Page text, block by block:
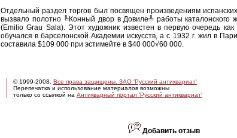
Отдельный раздел торгов был посвящен произведениям
вызвало полотно ╚Конный двор в Довиле╩ работы каталонского
(Emilio Grau Sala). Этот художник известен в первую очередь
обучался в барселонской Академии искусств, а с 1932 г. жил в
составила $109 000 при эстимейте в $40 000√60 000.
© 1999-2008. Все права защищены. ЗАО 'Русский антиквариат'
Перепечатка и использование материалов возможны
только со ссылкой на Антикварный портал 'Русский антиквариат'
Добавить отзыв